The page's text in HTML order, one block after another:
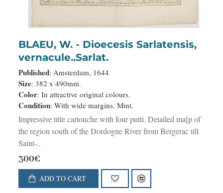
BLAEU, W. - Dioecesis Sarlatensis,
vernacule..Sarlat.
Published: Amsterdam, 1644
Size: 382 x 490mm.
Color: In attractive original colours.
Condition: With wide margins. Mint.
Impressive title cartouche with four putti. Detailed ma[p of
the region south of the Dordogne River from Bergerac till
Saint-..
300€
ADD TO CART